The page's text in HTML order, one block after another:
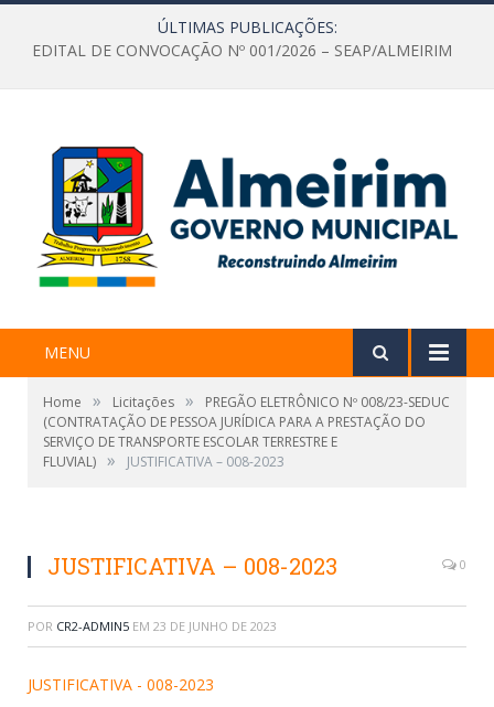
ÚLTIMAS PUBLICAÇÕES:
EDITAL DE CONVOCAÇÃO Nº 001/2026 – SEAP/ALMEIRIM
MENU
Home » Licitações »
PREGÃO ELETRÔNICO Nº 008/23-SEDUC
(CONTRATAÇÃO DE PESSOA JURÍDICA PARA A PRESTAÇÃO DO
SERVIÇO DE TRANSPORTE ESCOLAR TERRESTRE E
FLUVIAL) » JUSTIFICATIVA – 008-2023
JUSTIFICATIVA – 008-2023 0
POR CR2-ADMIN5 EM 23 DE JUNHO DE 2023
JUSTIFICATIVA - 008-2023